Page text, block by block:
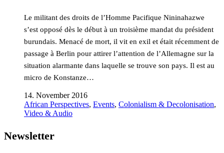
Le militant des droits de l’Homme Pacifique Nininahazwe
s’est opposé dès le début à un troisième mandat du président
burundais. Menacé de mort, il vit en exil et était récemment de
passage à Berlin pour attirer l’attention de l’Allemagne sur la
situation alarmante dans laquelle se trouve son pays. Il est au
micro de Konstanze…
14. November 2016
African Perspectives, Events, Colonialism & Decolonisation,
Video & Audio
Newsletter